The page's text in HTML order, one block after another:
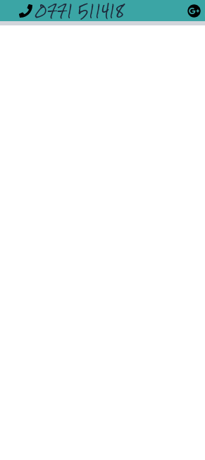
0771 511418